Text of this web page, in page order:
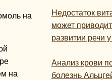
на
на
Недостаток
может
развитии речи
Анализ крови
болезнь